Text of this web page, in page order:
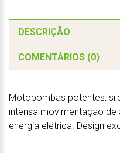
DESCRIÇÃO
COMENTÁRIOS (0)
Motobombas potentes,
intensa movimentação
energia elétrica. Design